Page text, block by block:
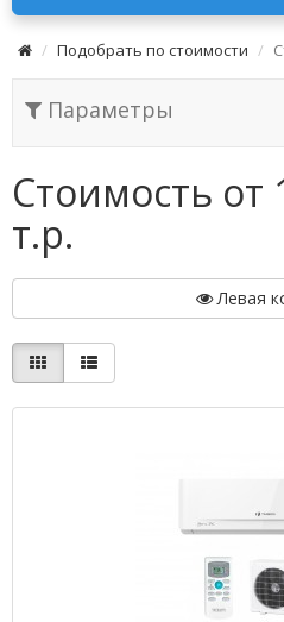
Подобрать по стоимости
Параметры
Стоимость от
т.р.
Левая